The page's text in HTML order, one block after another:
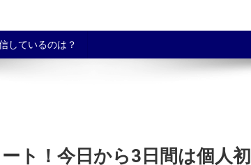
しているのは？
ト！今日から3日間は個人初